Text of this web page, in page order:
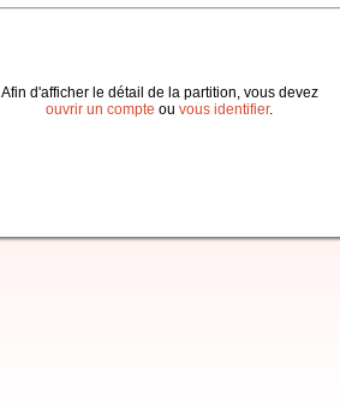
Afin d'afficher le détail de la partition, vous devez
ouvrir un compte ou vous identifier.